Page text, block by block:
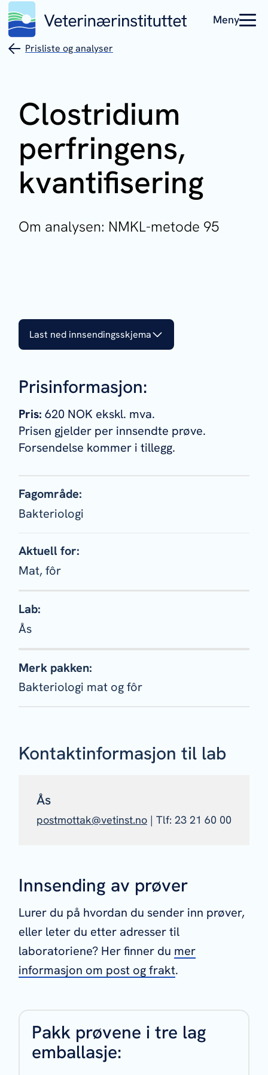
Meny
Prisliste og analyser
Clostridium
perfringens,
kvantifisering
Om analysen: NMKL-metode 95
Last ned innsendingsskjema
Prisinformasjon:
Pris: 620 NOK ekskl. mva.
Prisen gjelder per innsendte prøve.
Forsendelse kommer i tillegg.
Fagområde:
Bakteriologi
Aktuell for:
Mat, fôr
Lab:
Ås
Merk pakken:
Bakteriologi mat og fôr
Kontaktinformasjon til lab
Ås
postmottak@vetinst.no | Tlf: 23 21 60 00
Innsending av prøver
Lurer du på hvordan du sender inn prøver,
eller leter du etter adresser til
laboratoriene? Her finner du mer
informasjon om post og frakt.
Pakk prøvene i tre lag
emballasje: